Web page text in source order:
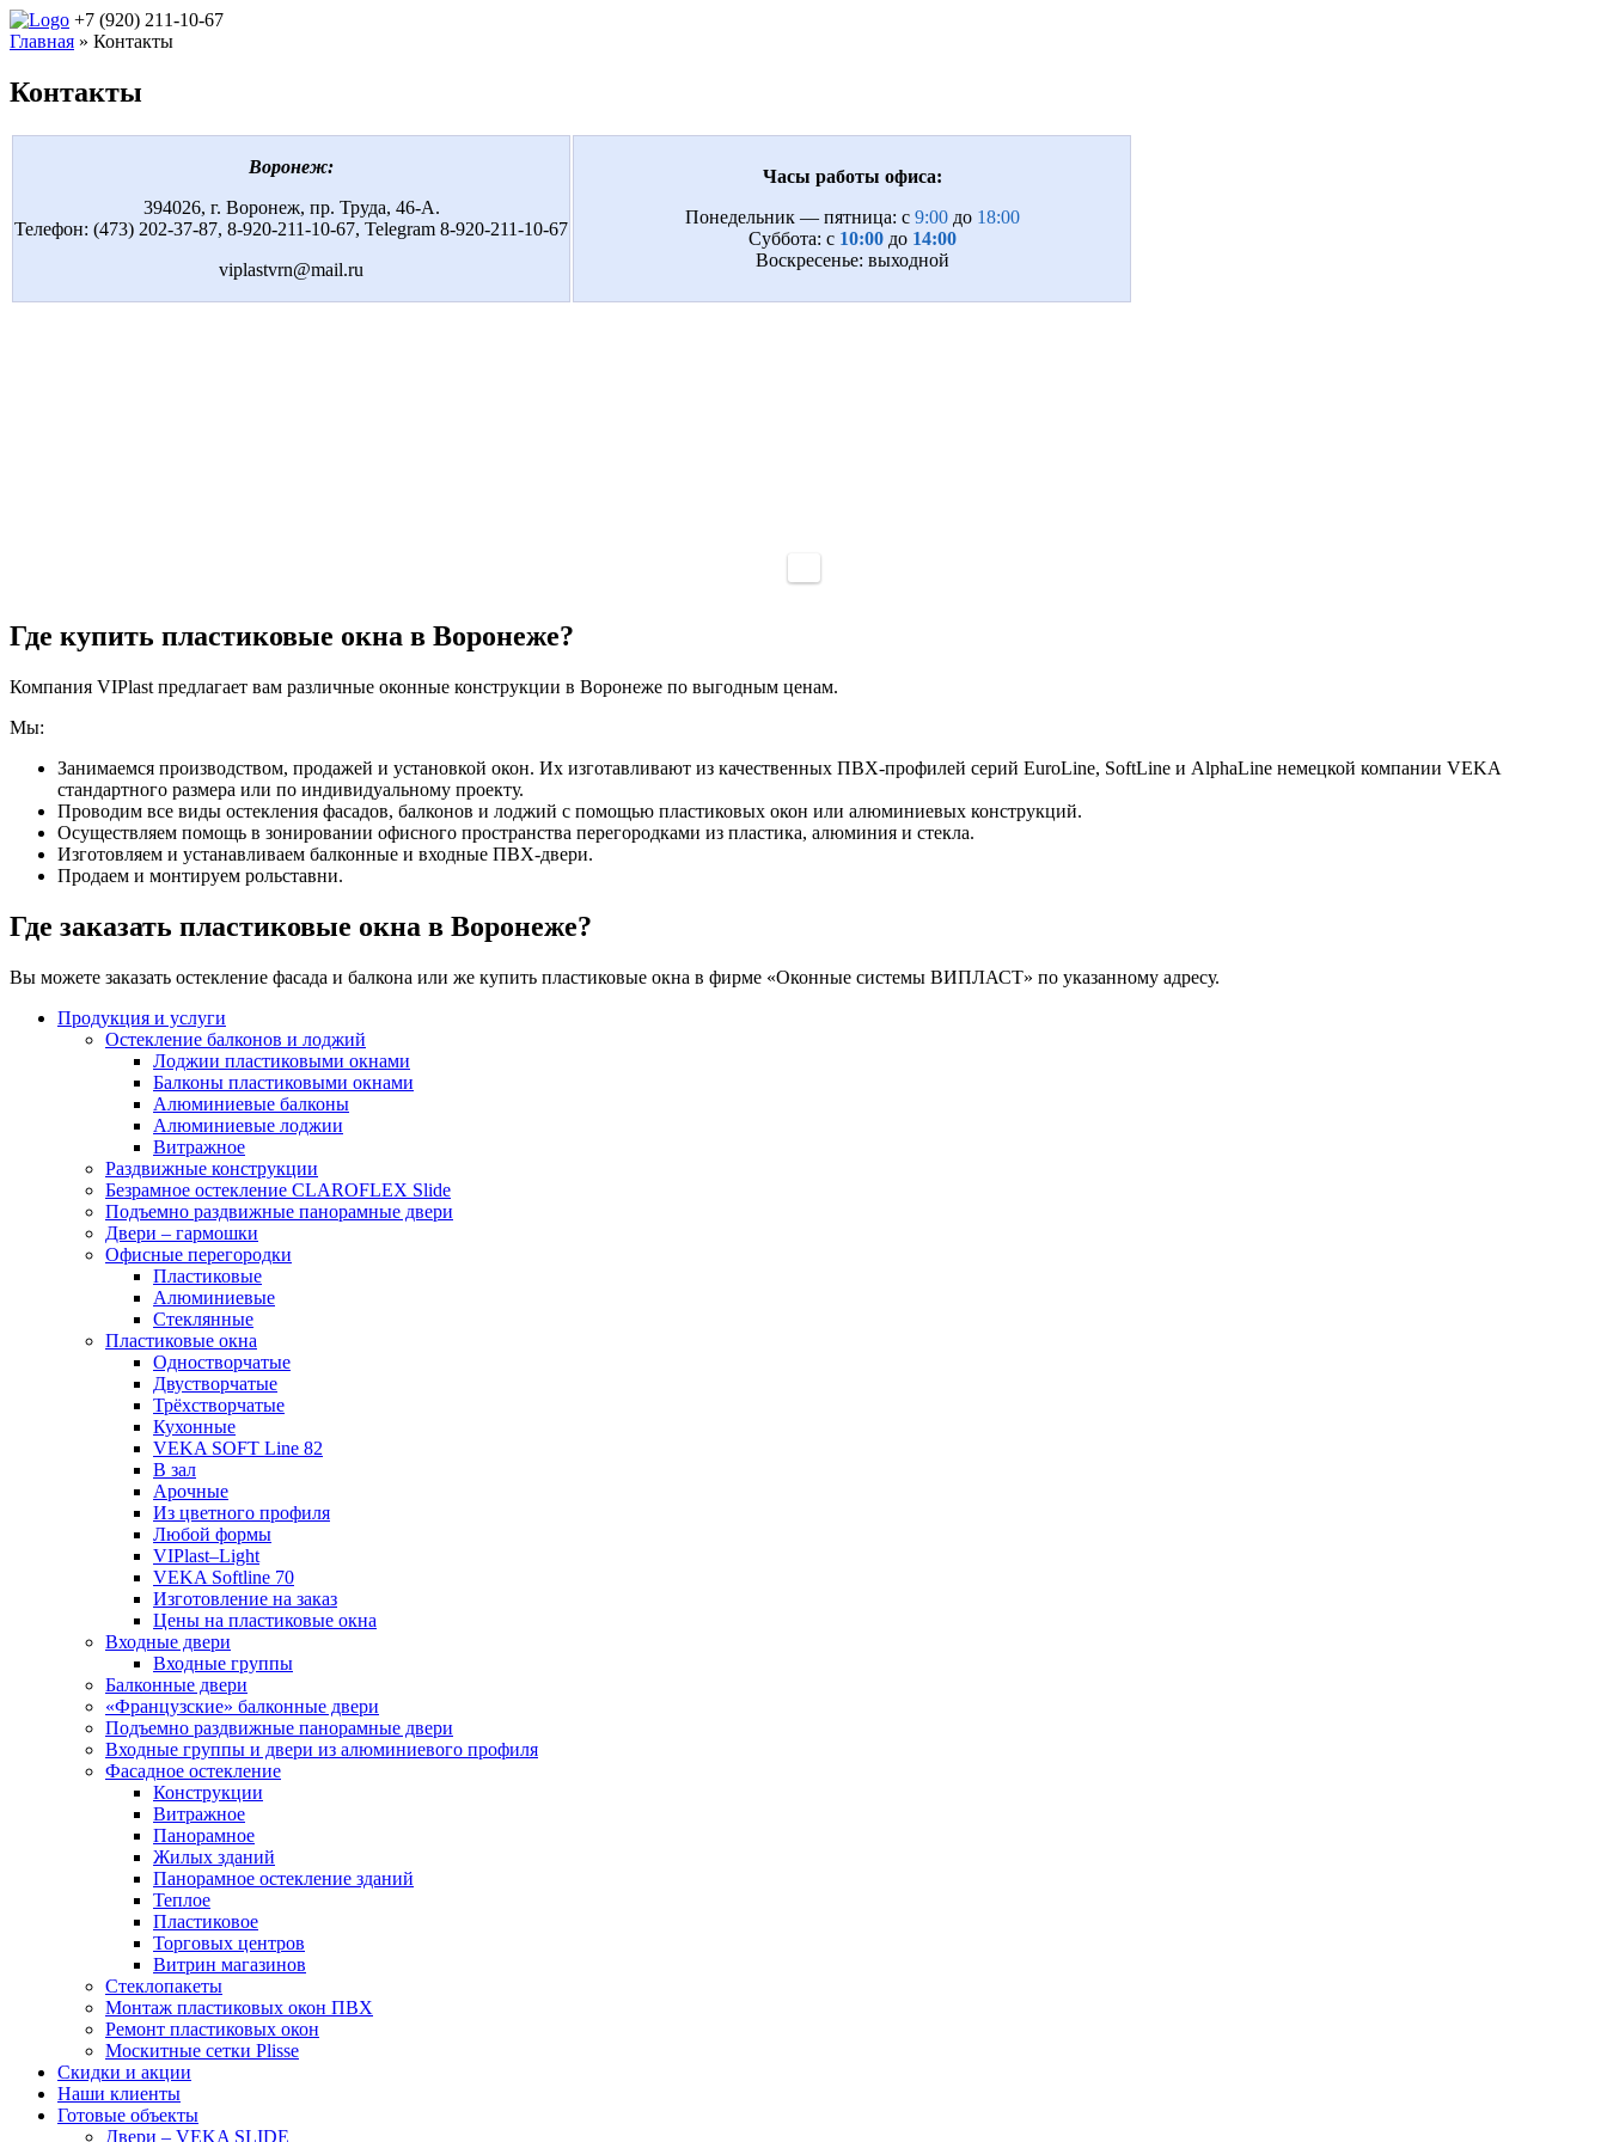
+7 (920) 211-10-67
Главная » Контакты
Контакты
Воронеж:
394026, г. Воронеж, пр. Труда, 46-А.
Телефон: (473) 202-37-87, 8-920-211-10-67, Telegram 8-920-211-10-67
viplastvrn@mail.ru
Часы работы офиса:
Понедельник — пятница: с9:00до 18:00
Суббота: с 10:00до 14:00
Воскресенье: выходной
Где купить пластиковые окна в Воронеже?
Компания VIPlast предлагает вам различные оконные конструкции в Воронеже по выгодным ценам.
Мы:
Занимаемся производством, продажей и установкой окон. Их изготавливают из качественных ПВХ-профилей серий EuroLine, SoftLine и AlphaLine немецкой компании VEKA
стандартного размера или по индивидуальному проекту.
Проводим все виды остекления фасадов, балконов и лоджий с помощью пластиковых окон или алюминиевых конструкций.
Осуществляем помощь в зонировании офисного пространства перегородками из пластика, алюминия и стекла.
Изготовляем и устанавливаем балконные и входные ПВХ-двери.
Продаем и монтируем рольставни.
Где заказать пластиковые окна в Воронеже?
Вы можете заказать остекление фасада и балкона или же купить пластиковые окна в фирме «Оконные системы ВИПЛАСТ» по указанному адресу.
Продукция и услуги
Остекление балконов и лоджий
Лоджии пластиковыми окнами
Балконы пластиковыми окнами
Алюминиевые балконы
Алюминиевые лоджии
Витражное
Раздвижные конструкции
Безрамное остекление CLAROFLEX Slide
Подъемно раздвижные панорамные двери
Двери – гармошки
Офисные перегородки
Пластиковые
Алюминиевые
Стеклянные
Пластиковые окна
Одностворчатые
Двустворчатые
Трёхстворчатые
Кухонные
VEKA SOFT Line 82
В зал
Арочные
Из цветного профиля
Любой формы
VIPlast–Light
VEKA Softline 70
Изготовление на заказ
Цены на пластиковые окна
Входные двери
Входные группы
Балконные двери
«Французские» балконные двери
Подъемно раздвижные панорамные двери
Входные группы и двери из алюминиевого профиля
Фасадное остекление
Конструкции
Витражное
Панорамное
Жилых зданий
Панорамное остекление зданий
Теплое
Пластиковое
Торговых центров
Витрин магазинов
Стеклопакеты
Монтаж пластиковых окон ПВХ
Ремонт пластиковых окон
Москитные сетки Plisse
Скидки и акции
Наши клиенты
Готовые объекты
Двери – VEKA SLIDE